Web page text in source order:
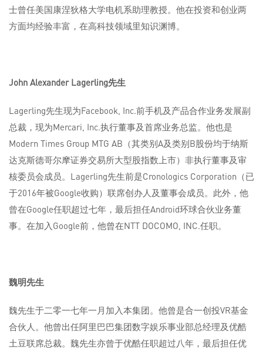
士曾任美国康涅狄格大学电机系助理教授。他在投资和创业两
方面均经验丰富，在高科技领域里知识渊博。
John Alexander Lagerling先生
Lagerling先生现为Facebook, Inc.前手机及产品合作业务发展副
总裁，现为Mercari, Inc.执行董事及首席业务总监。他也是
Modern Times Group MTG AB（其类别A及类别B股份均于纳斯
达克斯德哥尔摩证券交易所大型股指数上市）非执行董事及审
核委员会成员。Lagerling先生前是Cronologics Corporation（已
于2016年被Google收购）联席创办人及董事会成员。此外，他
曾在Google任职超过七年，最后担任Android环球合伙业务董
事。在加入Google前，他曾在NTT DOCOMO, INC.任职。
魏明先生
魏先生于二零一七年一月加入本集团。他曾是合一创投VR基金
合伙人。他曾出任阿里巴巴集团数字娱乐事业部总经理及优酷
土豆联席总裁。魏先生亦曾于优酷任职超过八年，最后担任优